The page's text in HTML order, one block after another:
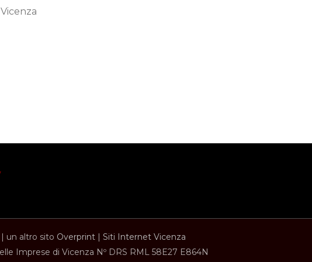
un altro sito Overprint| Siti Internet Vicenza
Imprese di Vicenza Nº DRS RML 58E27 E864N